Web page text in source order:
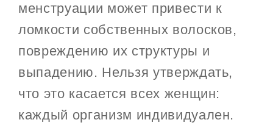
менструации может привести к
ломкости собственных волосков,
повреждению их структуры и
выпадению. Нельзя утверждать,
что это касается всех женщин:
каждый организм индивидуален.